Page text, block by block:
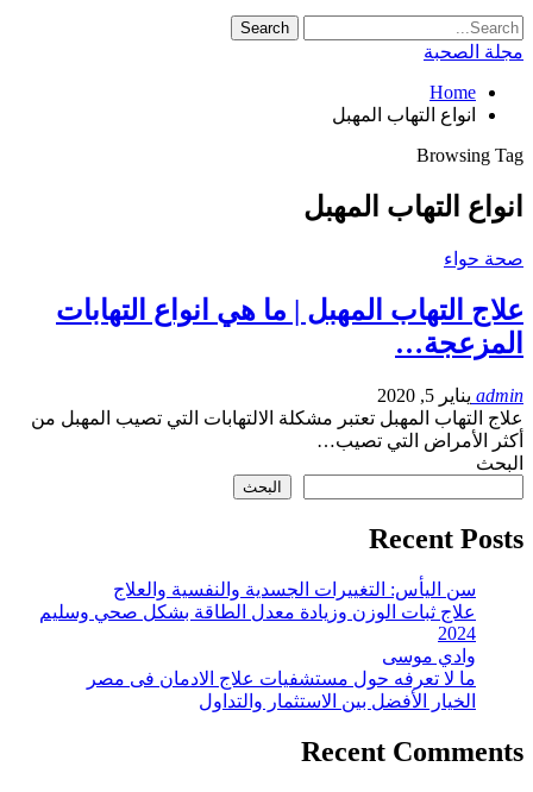
مجلة الصحبة
Home
انواع التهاب المهبل
Browsing Tag
انواع التهاب المهبل
صحة حواء
علاج التهاب المهبل | ما هي انواع التهابات
المزعجة…
admin يناير 5, 2020
علاج التهاب المهبل تعتبر مشكلة الالتهابات التي تصيب المهبل من
أكثر الأمراض التي تصيب…
البحث
البحث
Recent Posts
سن اليأس: التغييرات الجسدية والنفسية والعلاج
علاج ثبات الوزن وزيادة معدل الطاقة بشكل صحي وسليم
2024
وادي موسى
ما لا تعرفه حول مستشفيات علاج الادمان فى مصر
الخيار الأفضل بين الاستثمار والتداول
Recent Comments